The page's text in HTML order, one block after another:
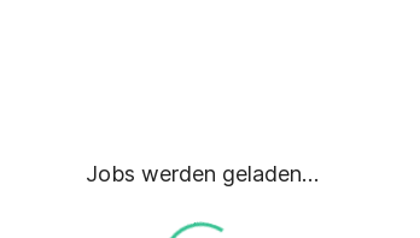
Jobs werden geladen…